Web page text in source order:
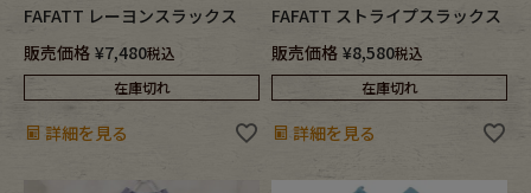
Bag Stall・Scarf
Accessory Shoes
FAFATT レーヨンスラックス
販売価格 ¥7,480税込
在庫切れ
詳細を見る
FAFATT ストライプスラックス
販売価格 ¥8,580税込
在庫切れ
詳細を見る